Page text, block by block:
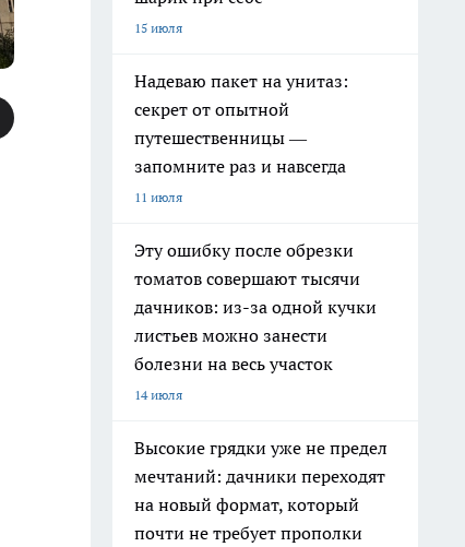
15 июля
Надеваю пакет на унитаз:
секрет от опытной
путешественницы —
запомните раз и навсегда
11 июля
Эту ошибку после обрезки
томатов совершают тысячи
дачников: из-за одной кучки
листьев можно занести
болезни на весь участок
14 июля
Высокие грядки уже не предел
мечтаний: дачники переходят
на новый формат, который
почти не требует прополки